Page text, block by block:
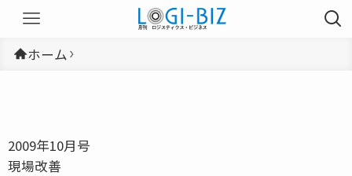
ホーム
2009年10月号
現場改善